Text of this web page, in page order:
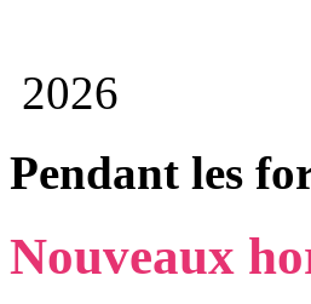
2026
Pendant les
Nouveaux